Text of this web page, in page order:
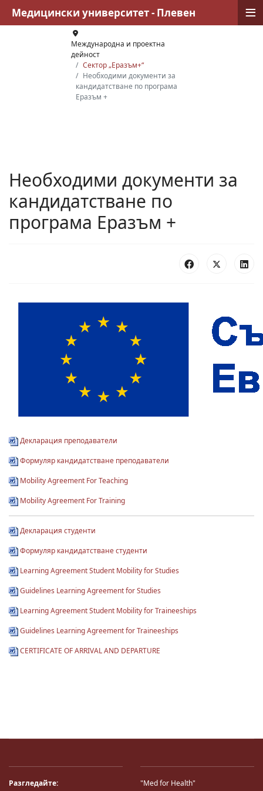
Международна и проектна
дейност
Сектор „Еразъм+“
Необходими документи за
кандидатстване по програма
Еразъм +
Необходими документи за
кандидатстване по
програма Еразъм +
Декларация преподаватели
Формуляр кандидатстване преподаватели
Mobility Agreement For Teaching
Mobility Agreement For Training
Декларация студенти
Формуляр кандидатстване студенти
Learning Agreement Student Mobility for Studies
Guidelines Learning Agreement for Studies
Learning Agreement Student Mobility for Traineeships
Guidelines Learning Agreement for Traineeships
CERTIFICATE OF ARRIVAL AND DEPARTURE
Разгледайте:
"Med for Health"
Медицински университет - Плевен ≡